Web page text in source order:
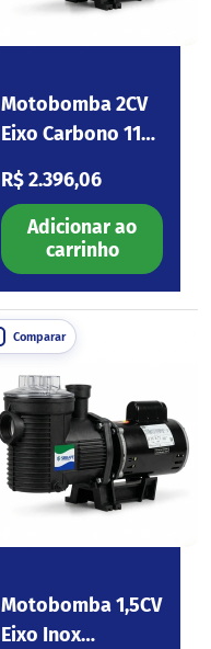
Motobomba 2CV
Eixo Carbono 110-
Preço normal
R$ 2.396,06
Adicionar ao
carrinho
Comparar
Motobomba 1,5CV
Eixo Inox